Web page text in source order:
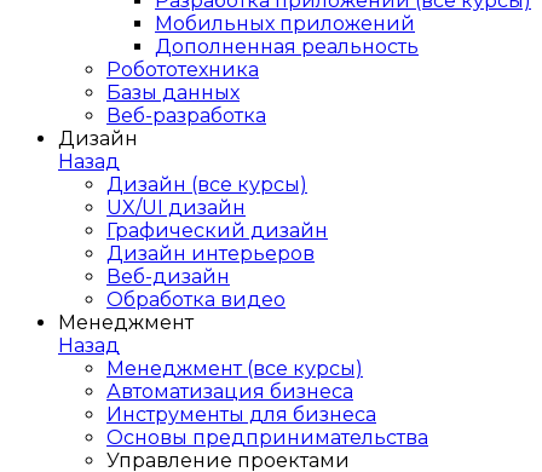
Мобильных приложений
Дополненная реальность
Робототехника
Базы данных
Веб-разработка
Дизайн
Назад
Дизайн (все курсы)
UX/UI дизайн
Графический дизайн
Дизайн интерьеров
Веб-дизайн
Обработка видео
Менеджмент
Назад
Менеджмент (все курсы)
Автоматизация бизнеса
Инструменты для бизнеса
Основы предпринимательства
Управление проектами